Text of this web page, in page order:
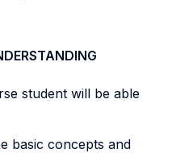
student will be able
basic concepts and